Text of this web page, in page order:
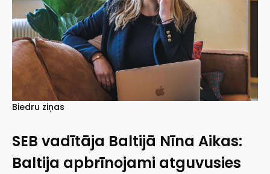
Biedru ziņas
SEB vadītāja Baltijā Nīna Aikas:
Baltija apbrīnojami atguvusies